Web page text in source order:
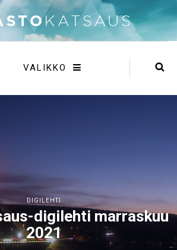
VALIKKO
DIGILEHTI
digilehti marraskuu
2021